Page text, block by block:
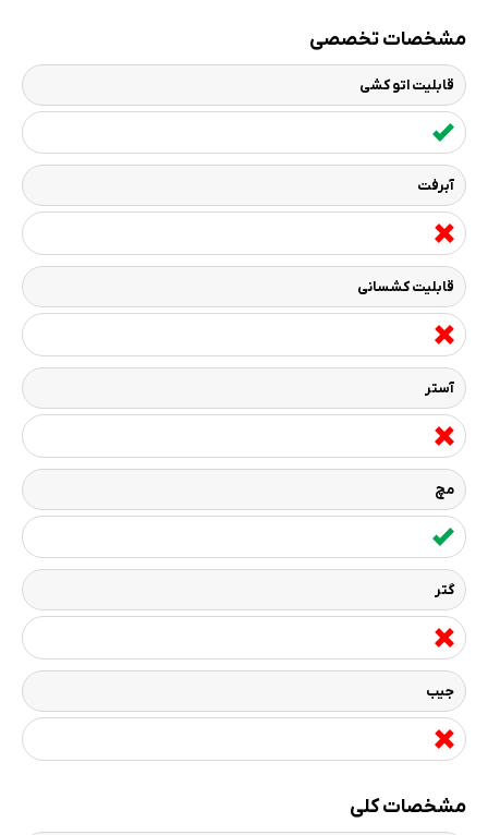
مشخصات تخصصی
قابلیت اتو کشی
آبرفت
قابلیت کشسانی
آستر
مچ
گتر
جیب
مشخصات کلی